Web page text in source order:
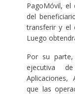
PagoMóvil, el
del
transferir y el
Luego
Por su parte,
ejecutiva
Aplicaciones,
que las